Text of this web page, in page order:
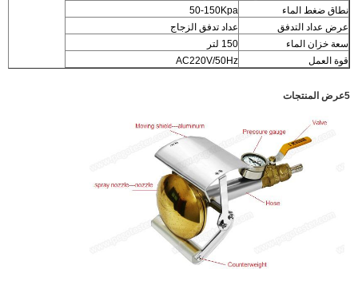
نطاق ضغط الماء
50-150Kpa
عرض عداد التدفق
عداد تدفق الزجاج
سعة خزان الماء
150 لتر
قوة العمل
AC220V/50Hz
5عرض المنتجات